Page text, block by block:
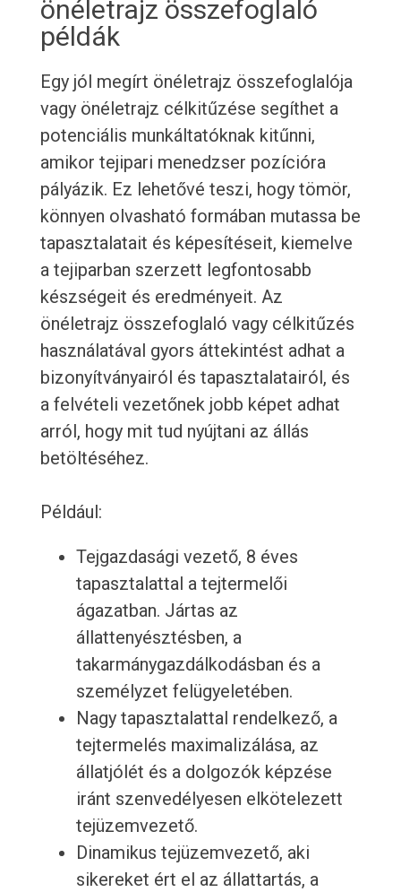
önéletrajz összefoglaló
példák
Egy jól megírt önéletrajz összefoglalója
vagy önéletrajz célkitűzése segíthet a
potenciális munkáltatóknak kitűnni,
amikor tejipari menedzser pozícióra
pályázik. Ez lehetővé teszi, hogy tömör,
könnyen olvasható formában mutassa be
tapasztalatait és képesítéseit, kiemelve
a tejiparban szerzett legfontosabb
készségeit és eredményeit. Az
önéletrajz összefoglaló vagy célkitűzés
használatával gyors áttekintést adhat a
bizonyítványairól és tapasztalatairól, és
a felvételi vezetőnek jobb képet adhat
arról, hogy mit tud nyújtani az állás
betöltéséhez.
Például:
Tejgazdasági vezető, 8 éves
tapasztalattal a tejtermelői
ágazatban. Jártas az
állattenyésztésben, a
takarmánygazdálkodásban és a
személyzet felügyeletében.
Nagy tapasztalattal rendelkező, a
tejtermelés maximalizálása, az
állatjólét és a dolgozók képzése
iránt szenvedélyesen elkötelezett
tejüzemvezető.
Dinamikus tejüzemvezető, aki
sikereket ért el az állattartás, a